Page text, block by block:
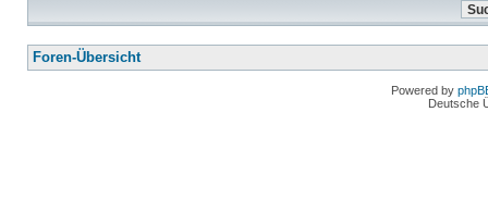
Foren-Übersicht
Powered by
Deutsche